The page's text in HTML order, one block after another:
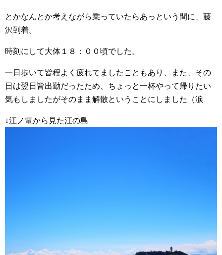
とかなんとか考えながら乗っていたらあっという間に、藤
沢到着。
時刻にして大体１８：００頃でした。
一日歩いて皆程よく疲れてましたこともあり、また、その
日は翌日皆出勤だったため、ちょっと一杯やって帰りたい
気もしましたがそのまま解散ということにしました（涙
↓江ノ電から見た江の島